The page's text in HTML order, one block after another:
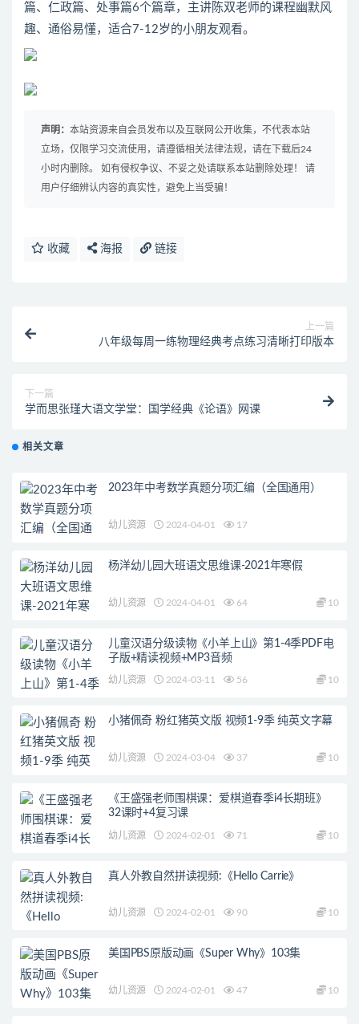
篇、仁政篇、处事篇6个篇章，主讲陈双老师的课程幽默风
趣、通俗易懂，适合7-12岁的小朋友观看。
声明： 本站资源来自会员发布以及互联网公开收集，不代表本站
立场，仅限学习交流使用，请遵循相关法律法规，请在下载后24
小时内删除。 如有侵权争议、不妥之处请联系本站删除处理！ 请
用户仔细辨认内容的真实性，避免上当受骗！
收藏 海报 链接
上一篇
八年级每周一练物理经典考点练习清晰打印版本
下一篇
学而思张瑾大语文学堂：国学经典《论语》网课
相关文章
2023年中考数学真题分项汇编（全国通用）
幼儿资源 2024-04-01 17
杨洋幼儿园大班语文思维课-2021年寒假
幼儿资源 2024-04-01 64 10
儿童汉语分级读物《小羊上山》第1-4季PDF电
子版+精读视频+MP3音频
幼儿资源 2024-03-11 56 10
小猪佩奇 粉红猪英文版 视频1-9季 纯英文字幕
幼儿资源 2024-03-04 37 10
《王盛强老师围棋课：爱棋道春季i4长期班》
32课时+4复习课
幼儿资源 2024-02-01 71 10
真人外教自然拼读视频:《Hello Carrie》
幼儿资源 2024-02-01 90 10
美国PBS原版动画《Super Why》103集
幼儿资源 2024-02-01 47 10